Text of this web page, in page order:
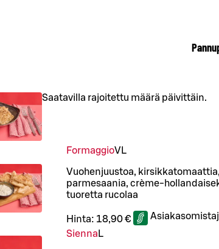
Saatavilla rajoitettu määrä päivittäin.
FormaggioVL
Vuohenjuustoa,
parmesaania, crème-
tuoretta rucolaa
Hinta: 18,90 €
Sienna L